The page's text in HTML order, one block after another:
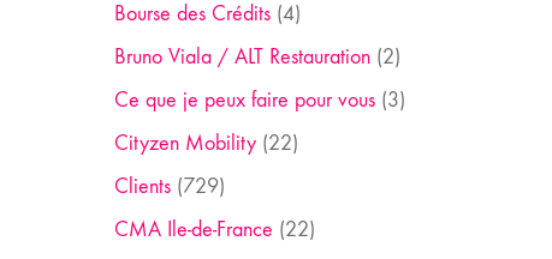
Bourse des Crédits(4)
Bruno Viala / ALT Restauration(2)
Ce que je peux faire pour vous(3)
Cityzen Mobility(22)
Clients(729)
CMA Ile-de-France (22)